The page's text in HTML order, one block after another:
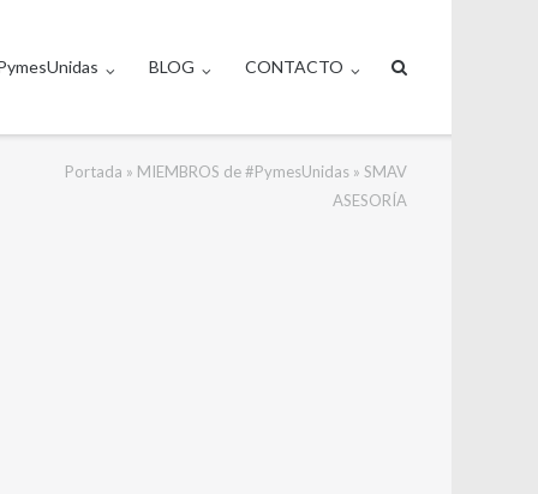
BLOG CONTACTO
Portada » MIEMBROS de #PymesUnidas» SMAV
ASESORÍA